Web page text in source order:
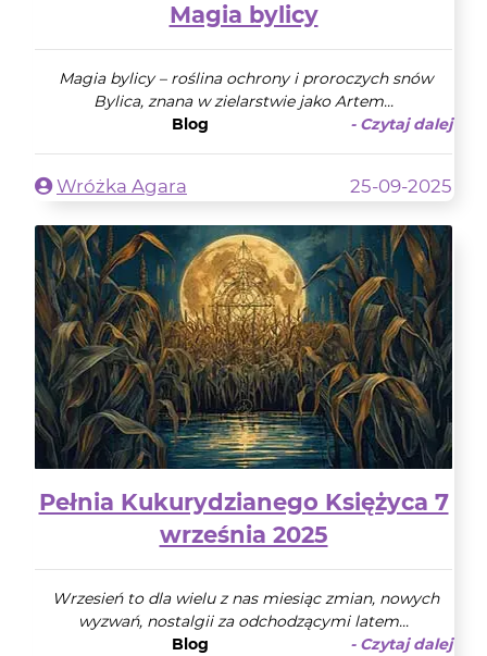
Magia bylicy
Magia bylicy – roślina ochrony i proroczych snów
Bylica, znana w zielarstwie jako Artem...
Blog
- Czytaj dalej
Wróżka Agara 25-09-2025
Pełnia Kukurydzianego Księżyca 7
września 2025
Wrzesień to dla wielu z nas miesiąc zmian, nowych
wyzwań, nostalgii za odchodzącymi latem...
Blog
- Czytaj dalej